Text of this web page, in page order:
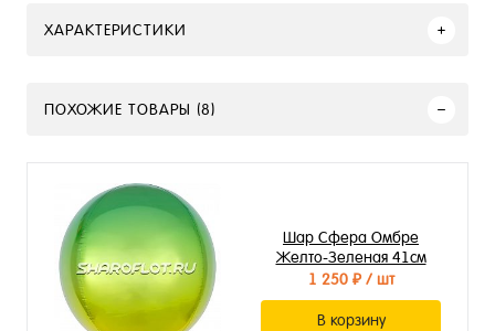
ХАРАКТЕРИСТИКИ
ПОХОЖИЕ ТОВАРЫ (8)
Шар Сфера Омбре
Желто-Зеленая 41см
1 250 ₽/ шт
В корзину